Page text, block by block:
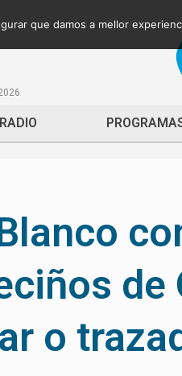
de
o
que damos a mellor